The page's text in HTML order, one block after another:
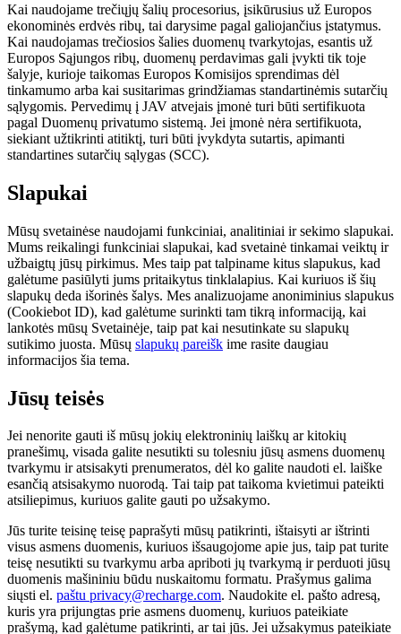
Kai naudojame trečiųjų šalių procesorius, įsikūrusius už Europos
ekonominės erdvės ribų, tai darysime pagal galiojančius įstatymus.
Kai naudojamas trečiosios šalies duomenų tvarkytojas, esantis už
Europos Sąjungos ribų, duomenų perdavimas gali įvykti tik toje
šalyje, kurioje taikomas Europos Komisijos sprendimas dėl
tinkamumo arba kai susitarimas grindžiamas standartinėmis sutarčių
sąlygomis. Pervedimų į JAV atvejais įmonė turi būti sertifikuota
pagal Duomenų privatumo sistemą. Jei įmonė nėra sertifikuota,
siekiant užtikrinti atitiktį, turi būti įvykdyta sutartis, apimanti
standartines sutarčių sąlygas (SCC).
Slapukai
Mūsų svetainėse naudojami funkciniai, analitiniai ir sekimo slapukai.
Mums reikalingi funkciniai slapukai, kad svetainė tinkamai veiktų ir
užbaigtų jūsų pirkimus. Mes taip pat talpiname kitus slapukus, kad
galėtume pasiūlyti jums pritaikytus tinklalapius. Kai kuriuos iš šių
slapukų deda išorinės šalys. Mes analizuojame anoniminius slapukus
(Cookiebot ID), kad galėtume surinkti tam tikrą informaciją, kai
lankotės mūsų Svetainėje, taip pat kai nesutinkate su slapukų
sutikimo juosta. Mūsų slapukų pareišk ime rasite daugiau
informacijos šia tema.
Jūsų teisės
Jei nenorite gauti iš mūsų jokių elektroninių laiškų ar kitokių
pranešimų, visada galite nesutikti su tolesniu jūsų asmens duomenų
tvarkymu ir atsisakyti prenumeratos, dėl ko galite naudoti el. laiške
esančią atsisakymo nuorodą. Tai taip pat taikoma kvietimui pateikti
atsiliepimus, kuriuos galite gauti po užsakymo.
Jūs turite teisinę teisę paprašyti mūsų patikrinti, ištaisyti ar ištrinti
visus asmens duomenis, kuriuos išsaugojome apie jus, taip pat turite
teisę nesutikti su tvarkymu arba apriboti jų tvarkymą ir perduoti jūsų
duomenis mašininiu būdu nuskaitomu formatu. Prašymus galima
siųsti el. paštu privacy@recharge.com. Naudokite el. pašto adresą,
kuris yra prijungtas prie asmens duomenų, kuriuos pateikiate
prašymą, kad galėtume patikrinti, ar tai jūs. Jei užsakymus pateikiate